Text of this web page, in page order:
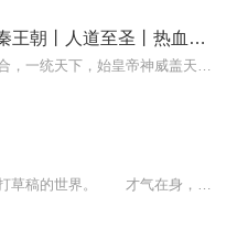
武庙至圣丨异界大秦王朝丨人道至圣丨热血爽文